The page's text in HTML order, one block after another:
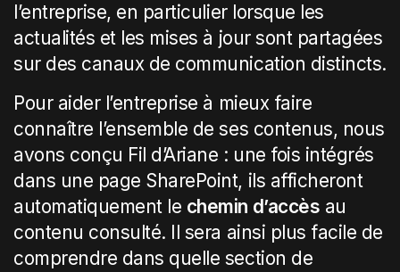
l’entreprise, en particulier lorsque les
actualités et les mises à jour sont partagées
sur des canaux de communication distincts.
Pour aider l’entreprise à mieux faire
connaître l’ensemble de ses contenus, nous
avons conçu Fil d’Ariane : une fois intégrés
dans une page SharePoint, ils afficheront
automatiquement le chemin d’accès au
contenu consulté. Il sera ainsi plus facile de
comprendre dans quelle section de